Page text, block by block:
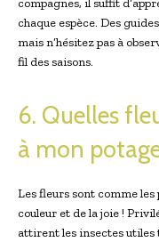
compagnes, il suffit
chaque espèce. Des
mais n’hésitez pas à
fil des saisons.
6. Quelles
à mon
Les fleurs sont comme les
couleur et de la joie !
attirent les insectes utiles